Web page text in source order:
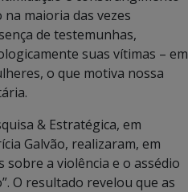
maioria das vezes
de testemunhas,
suas vítimas – em
o que motiva nossa
& Estratégica, em
Galvão, realizaram, em
sobre a violência e o assédio
O resultado revelou que as